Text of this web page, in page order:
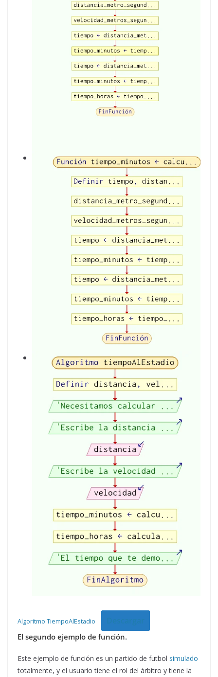
Algoritmo TiempoAlEstadio
El segundo ejemplo de función.
Este ejemplo de función es un partido de futbol simulado
totalmente, y el usuario tiene el rol del árbitro y tiene la